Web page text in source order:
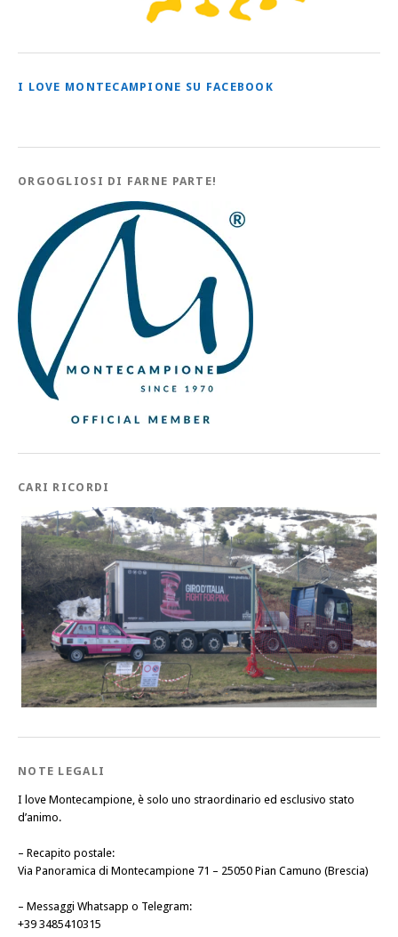
I LOVE MONTECAMPIONE SU FACEBOOK
ORGOGLIOSI DI FARNE PARTE!
CARI RICORDI
NOTE LEGALI
I love Montecampione, è solo uno straordinario ed esclusivo stato
d’animo.
– Recapito postale:
Via Panoramica di Montecampione 71 – 25050 Pian Camuno (Brescia)
– Messaggi Whatsapp o Telegram:
+39 3485410315